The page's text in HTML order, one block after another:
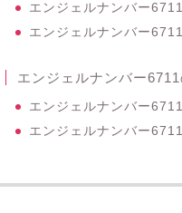
エンジェルナンバー
エンジェルナンバー
エンジェルナンバー
エンジェルナンバー
エンジェルナンバー